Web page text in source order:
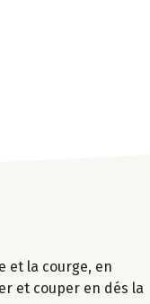
et la courge, en
et couper en dés la